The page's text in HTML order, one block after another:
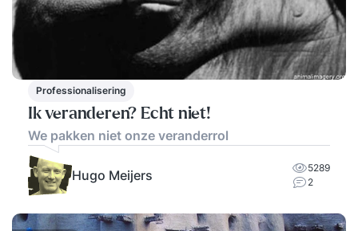
Professionalisering
Ik veranderen? Echt niet!
We pakken niet onze veranderrol
Hugo Meijers
5289
2